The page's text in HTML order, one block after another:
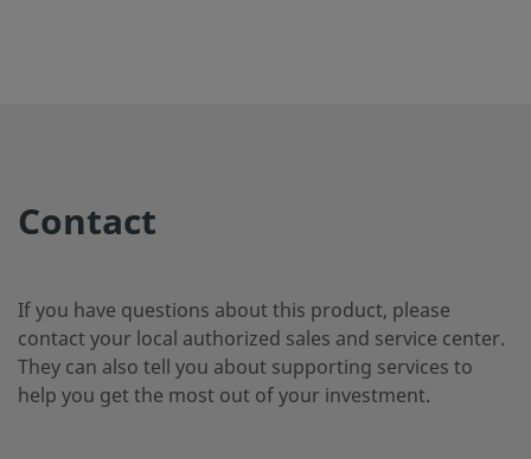
B-4CP5-1 Messing 1/4 Zoll
Contact
If you have questions about this product, please
contact your local authorized sales and service center.
They can also tell you about supporting services to
help you get the most out of your investment.